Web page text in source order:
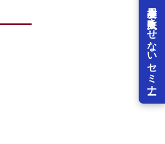
展示会を失敗させないセミナー